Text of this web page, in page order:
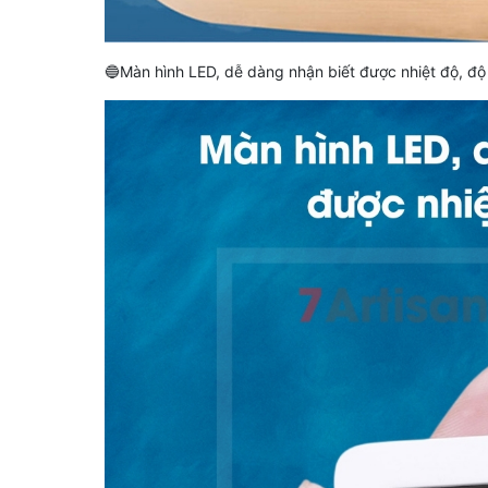
🔵Màn hình LED, dễ dàng nhận biết được nhiệt độ,